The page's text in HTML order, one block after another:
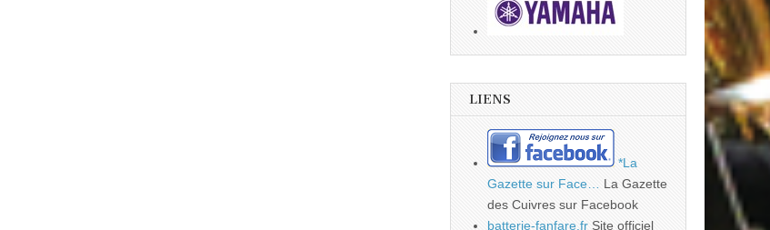
LIENS
*La
Gazette sur Face…
La Gazette
des Cuivres sur Facebook
batterie-fanfare.fr Site officiel